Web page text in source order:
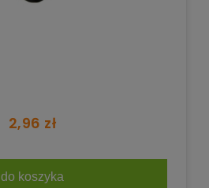
2,96 zł
do koszyka